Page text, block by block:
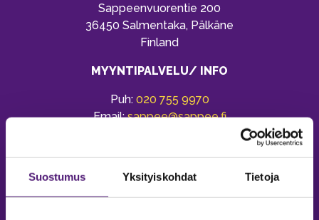
Suostumus Yksityiskohdat Tietoja
Sappeenvuorentie 200
36450 Salmentaka, Pälkäne
Finland
MYYNTIPALVELU/ INFO
Puh: 020 755 9970
Email:sappee@sappee.fi